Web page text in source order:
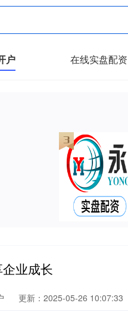
户 在线实盘配资
业成长
更新：2025-05-26 10:07:33